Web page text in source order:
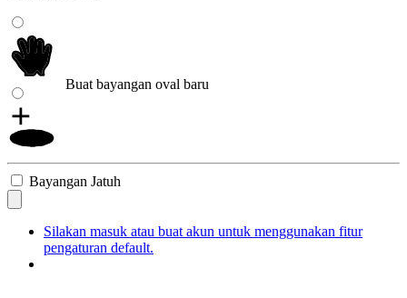
Buat bayangan oval baru
Bayangan Jatuh
Silakan masuk atau buat akun untuk menggunakan fitur
pengaturan default.